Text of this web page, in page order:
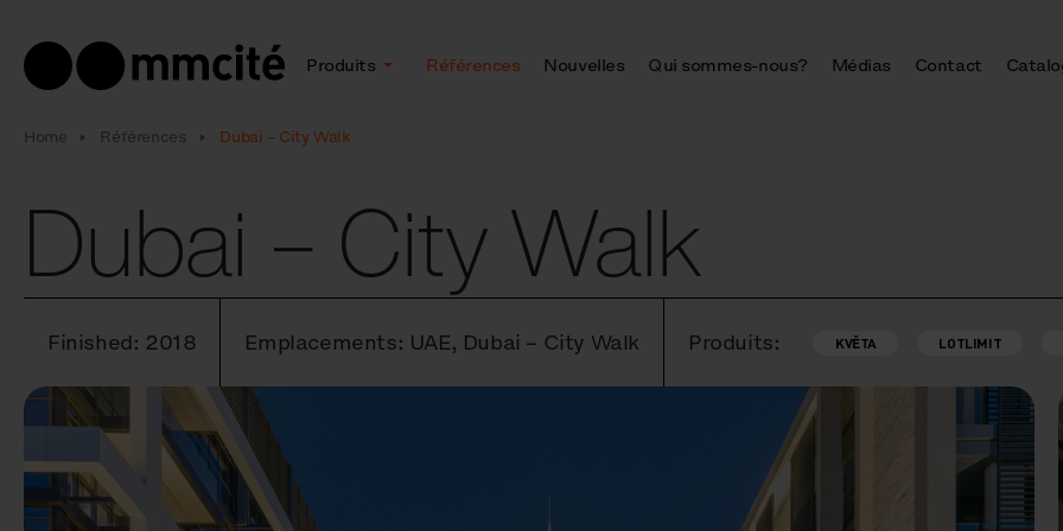
Produits Références Nouvelles Qui sommes-nous? Médias Contact
Home Références Dubai – City Walk
Dubai – City Walk
Finished: 2018 Emplacements: UAE, Dubai – City Walk Produits: KVĚTA LOTLIMIT